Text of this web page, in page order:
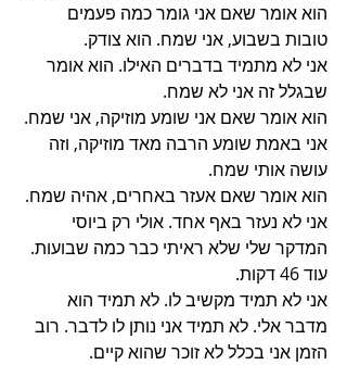
הוא אומר שאם אני גומר כמה פעמים
טובות בשבוע, אני שמח. הוא צודק.
אני לא מתמיד בדברים האילו. הוא אומר
שבגלל זה אני לא שמח.
הוא אומר שאם אני שומע מוזיקה, אני שמח.
אני באמת שומע הרבה מאד מוזיקה, וזה
עושה אותי שמח.
הוא אומר שאם אעזר באחרים, אהיה שמח.
אני לא נעזר באף אחד. אולי רק ביוסי
המדקר שלי שלא ראיתי כבר כמה שבועות.
עוד 46 דקות.
אני לא תמיד מקשיב לו. לא תמיד הוא
מדבר אלי. לא תמיד אני נותן לו לדבר. רוב
הזמן אני בכלל לא זוכר שהוא קיים.